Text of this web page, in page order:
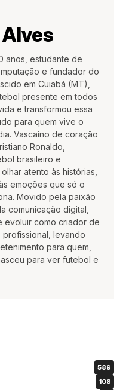
anos, estudante de
e fundador do
em Cuiabá (MT),
presente em todos
e transformou essa
para quem vive o
Vascaíno de coração
Ronaldo,
brasileiro e
atento às histórias,
emoções que só o
Movido pela paixão
comunicação digital,
evoluir como criador de
levando
para quem,
para ver futebol e
589
108